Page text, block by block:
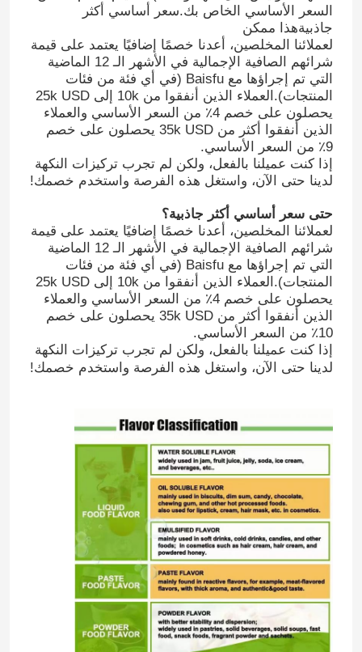
السعر الأساسي الخاص بك.سعر أساسي أكثر
جاذبيةهذا ممكن
لعملائنا المخلصين، أعدنا خصمًا إضافيًا يعتمد على قيمة
شرائهم الصافية الإجمالية في الأشهر الـ 12 الماضية
التي تم إجراؤها مع Baisfu (في أي فئة من فئات
المنتجات).العملاء الذين أنفقوا من 10k إلى 25k USD
يحصلون على خصم 4٪ من السعر الأساسي والعملاء
الذين أنفقوا أكثر من 35k USD يحصلون على خصم
9٪ من السعر الأساسي.
إذا كنت عميلنا بالفعل، ولكن لم تجرب تركيزات النكهة
لدينا حتى الآن، واستغل هذه الفرصة واستخدم خصمك!
حتى سعر أساسي أكثر جاذبية؟
لعملائنا المخلصين، أعدنا خصمًا إضافيًا يعتمد على قيمة
شرائهم الصافية الإجمالية في الأشهر الـ 12 الماضية
التي تم إجراؤها مع Baisfu (في أي فئة من فئات
المنتجات).العملاء الذين أنفقوا من 10k إلى 25k USD
يحصلون على خصم 4٪ من السعر الأساسي والعملاء
الذين أنفقوا أكثر من 35k USD يحصلون على خصم
10٪ من السعر الأساسي.
إذا كنت عميلنا بالفعل، ولكن لم تجرب تركيزات النكهة
لدينا حتى الآن، واستغل هذه الفرصة واستخدم خصمك!